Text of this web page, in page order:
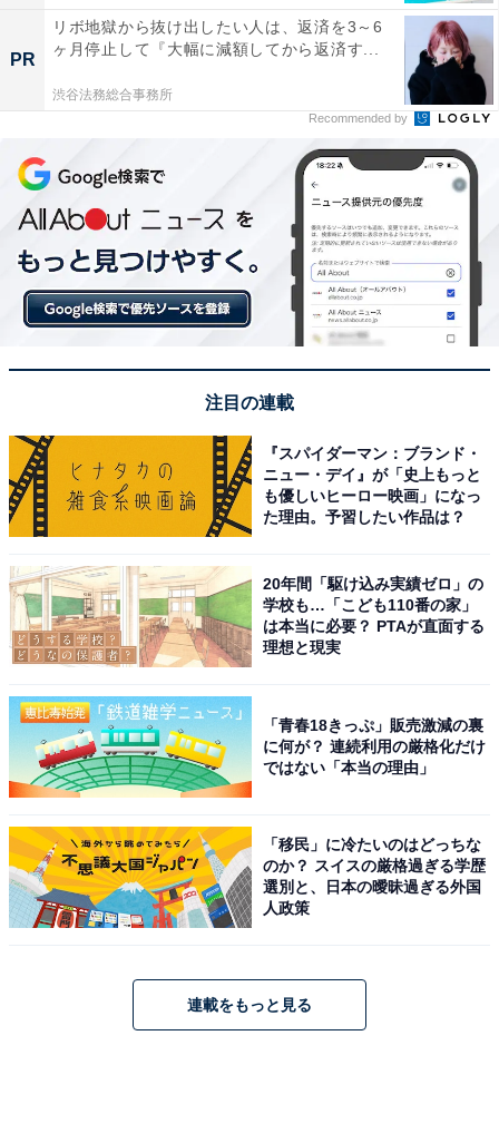
PR
リボ地獄から抜け出したい人は、返済を3～6
ヶ月停止して『大幅に減額してから返済す...
渋谷法務総合事務所
Recommended by
注目の連載
『スパイダーマン：ブランド・
ニュー・デイ』が「史上もっと
も優しいヒーロー映画」になっ
た理由。予習したい作品は？
20年間「駆け込み実績ゼロ」の
学校も…「こども110番の家」
は本当に必要？ PTAが直面する
理想と現実
「青春18きっぷ」販売激減の裏
に何が？ 連続利用の厳格化だけ
ではない「本当の理由」
「移民」に冷たいのはどっちな
のか？ スイスの厳格過ぎる学歴
選別と、日本の曖昧過ぎる外国
人政策
連載をもっと見る